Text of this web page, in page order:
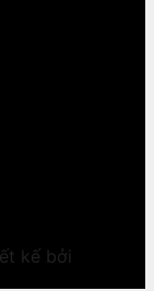
kế bởi